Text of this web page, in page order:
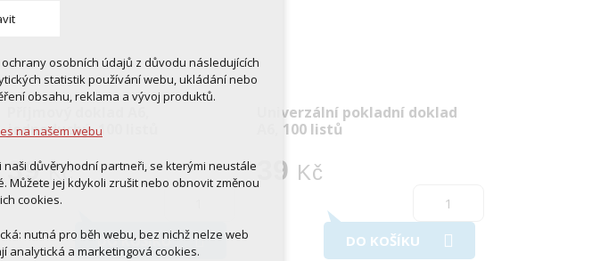
jednoduchý, 100 listů
39Kč
DO KOŠÍKU
Univerzální pokladní doklad
A6, 100 listů
39 Kč
DO KOŠÍKU
přihlášení, volby jazyka, apod.
Smartsupp, Heureka)
na našem webu
osobních údajů z důvodu následujících
statistik používání webu, ukládání nebo
obsahu, reklama a vývoj produktů.
na našem webu
důvěryhodní partneři, se kterými neustále
Můžete jej kdykoli zrušit nebo obnovit změnou
cookies.
nutná pro běh webu, bez nichž nelze web
analytická a marketingová cookies.